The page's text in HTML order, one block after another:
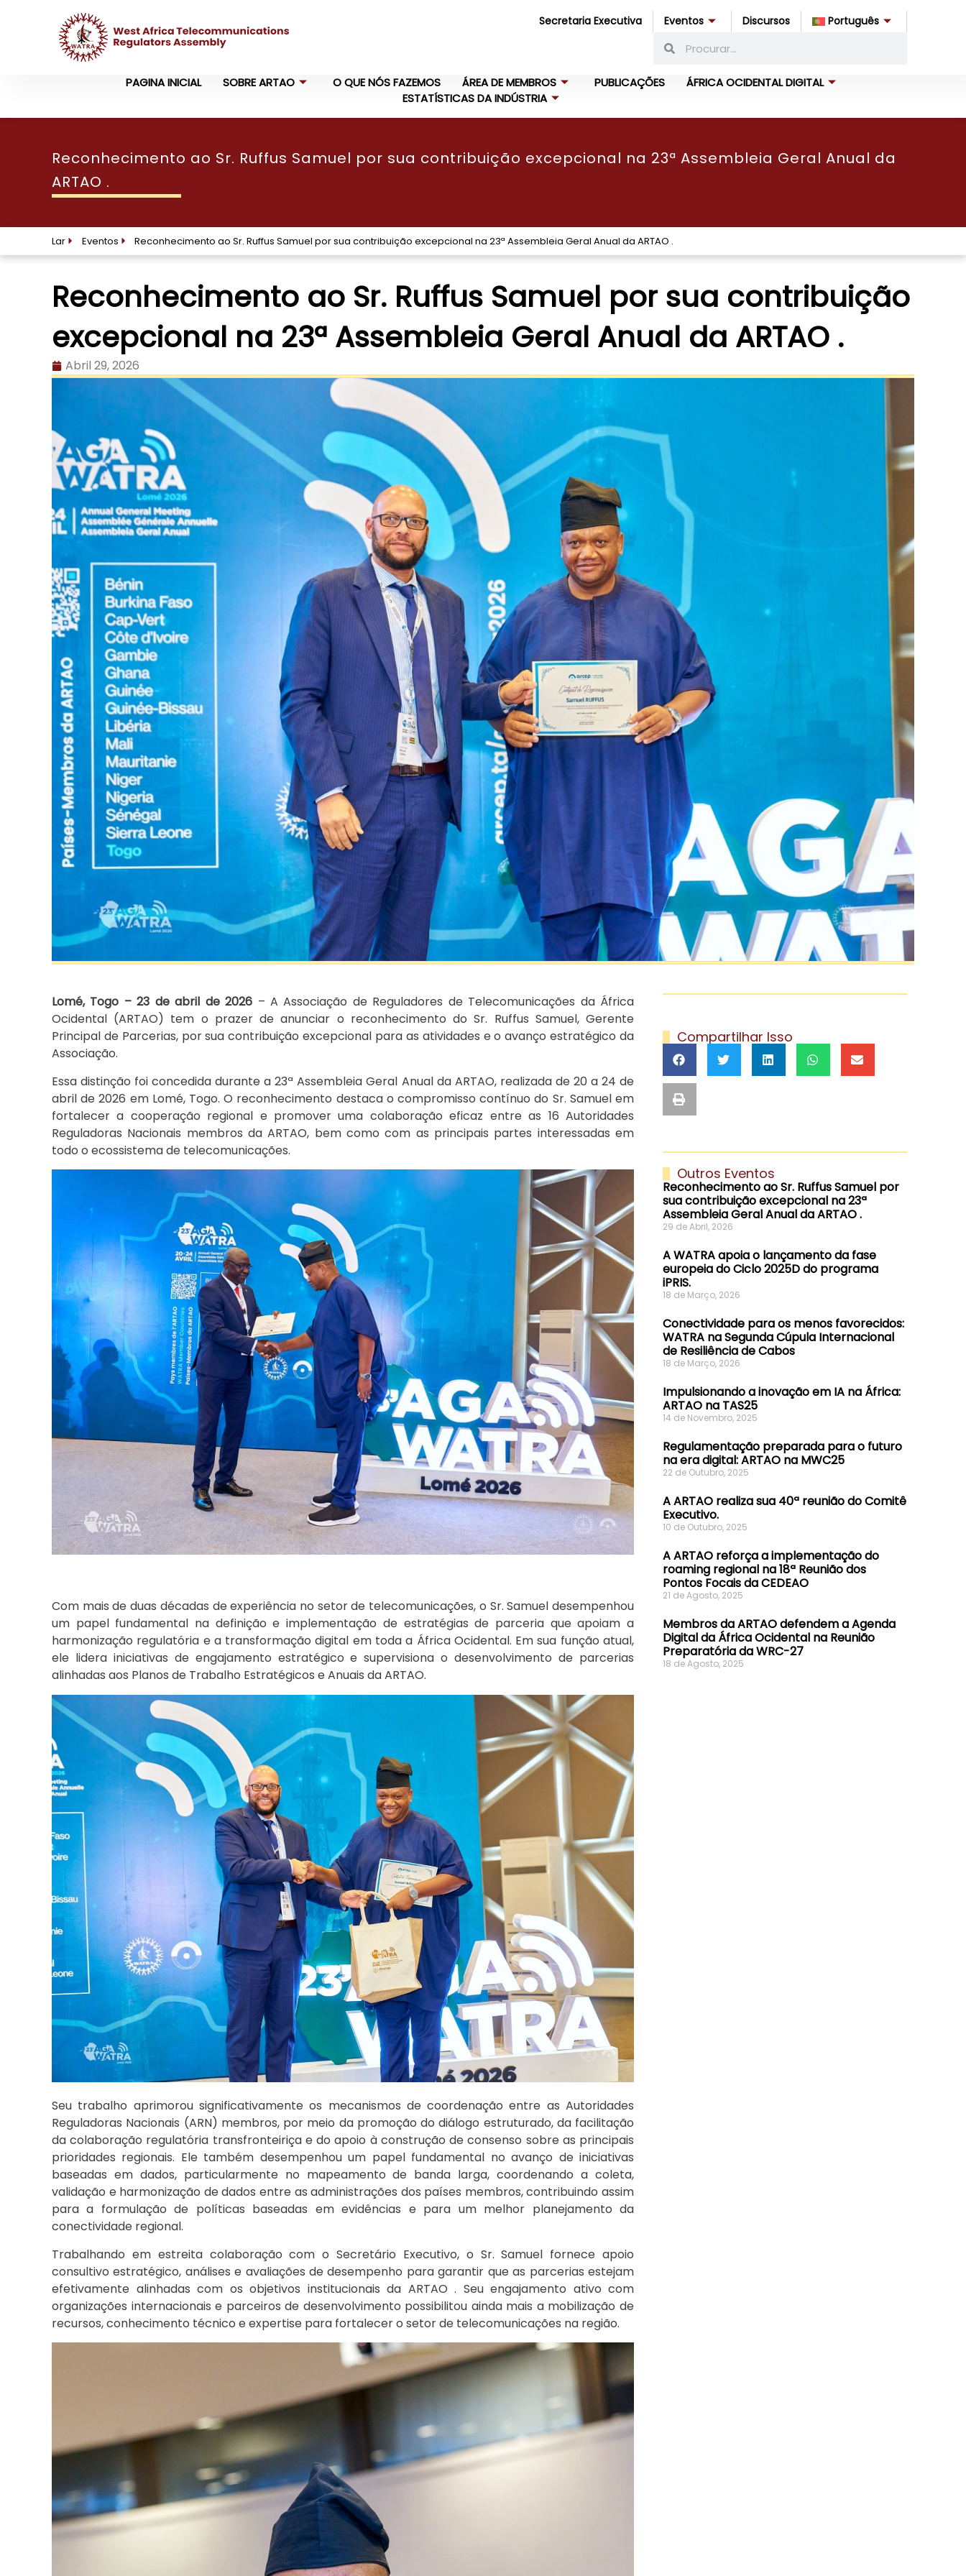
Secretaria Executiva Eventos Discursos Português
PAGINA INICIAL SOBRE ARTAO O QUE NÓS FAZEMOS ÁREA DE MEMBROS PUBLICAÇÕES
ÁFRICA OCIDENTAL DIGITAL
ESTATÍSTICAS DA INDÚSTRIA
Reconhecimento ao Sr. Ruffus Samuel por sua contribuição excepcional na 23ª Assembleia Geral Anual da
ARTAO .
Lar Eventos Reconhecimento ao Sr. Ruffus Samuel por sua contribuição excepcional na 23ª Assembleia Geral Anual da ARTAO .
Reconhecimento ao Sr. Ruffus Samuel por sua contribuição
excepcional na 23ª Assembleia Geral Anual da ARTAO .
Abril 29, 2026
Lomé, Togo – 23 de abril de 2026 – A Associação de Reguladores de Telecomunicações da África
Ocidental (ARTAO) tem o prazer de anunciar o reconhecimento do Sr. Ruffus Samuel, Gerente
Principal de Parcerias, por sua contribuição excepcional para as atividades e o avanço estratégico da
Associação.
Essa distinção foi concedida durante a 23ª Assembleia Geral Anual da ARTAO, realizada de 20 a 24 de
abril de 2026 em Lomé, Togo. O reconhecimento destaca o compromisso contínuo do Sr. Samuel em
fortalecer a cooperação regional e promover uma colaboração eficaz entre as 16 Autoridades
Reguladoras Nacionais membros da ARTAO, bem como com as principais partes interessadas em
todo o ecossistema de telecomunicações.
Com mais de duas décadas de experiência no setor de telecomunicações, o Sr. Samuel desempenhou
um papel fundamental na definição e implementação de estratégias de parceria que apoiam a
harmonização regulatória e a transformação digital em toda a África Ocidental. Em sua função atual,
ele lidera iniciativas de engajamento estratégico e supervisiona o desenvolvimento de parcerias
alinhadas aos Planos de Trabalho Estratégicos e Anuais da ARTAO.
Seu trabalho aprimorou significativamente os mecanismos de coordenação entre as Autoridades
Reguladoras Nacionais (ARN) membros, por meio da promoção do diálogo estruturado, da facilitação
da colaboração regulatória transfronteiriça e do apoio à construção de consenso sobre as principais
prioridades regionais. Ele também desempenhou um papel fundamental no avanço de iniciativas
baseadas em dados, particularmente no mapeamento de banda larga, coordenando a coleta,
validação e harmonização de dados entre as administrações dos países membros, contribuindo assim
para a formulação de políticas baseadas em evidências e para um melhor planejamento da
conectividade regional.
Trabalhando em estreita colaboração com o Secretário Executivo, o Sr. Samuel fornece apoio
consultivo estratégico, análises e avaliações de desempenho para garantir que as parcerias estejam
efetivamente alinhadas com os objetivos institucionais da ARTAO . Seu engajamento ativo com
organizações internacionais e parceiros de desenvolvimento possibilitou ainda mais a mobilização de
recursos, conhecimento técnico e expertise para fortalecer o setor de telecomunicações na região.
Compartilhar Isso
Outros Eventos
Reconhecimento ao Sr. Ruffus Samuel por
sua contribuição excepcional na 23ª
Assembleia Geral Anual da ARTAO .
29 de Abril, 2026
A WATRA apoia o lançamento da fase
europeia do Ciclo 2025D do programa
iPRIS.
18 de Março, 2026
Conectividade para os menos favorecidos:
WATRA na Segunda Cúpula Internacional
de Resiliência de Cabos
18 de Março, 2026
Impulsionando a inovação em IA na África:
ARTAO na TAS25
14 de Novembro, 2025
Regulamentação preparada para o futuro
na era digital: ARTAO na MWC25
22 de Outubro, 2025
A ARTAO realiza sua 40ª reunião do Comitê
Executivo.
10 de Outubro, 2025
A ARTAO reforça a implementação do
roaming regional na 18ª Reunião dos
Pontos Focais da CEDEAO
21 de Agosto, 2025
Membros da ARTAO defendem a Agenda
Digital da África Ocidental na Reunião
Preparatória da WRC-27
18 de Agosto, 2025